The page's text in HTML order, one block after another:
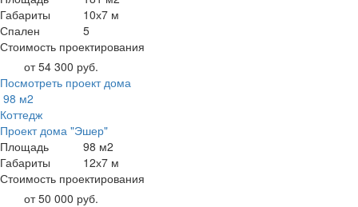
Габариты
10х7 м
Спален
5
Стоимость проектирования
от 54 300 руб.
Посмотреть проект дома
98 м2
Коттедж
Проект дома "Эшер"
Площадь
98 м2
Габариты
12х7 м
Стоимость проектирования
от 50 000 руб.